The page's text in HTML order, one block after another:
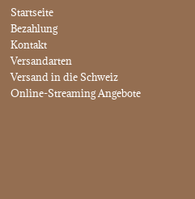
Startseite
Bezahlung
Kontakt
Versandarten
Versand in die Schweiz
Online-Streaming Angebote